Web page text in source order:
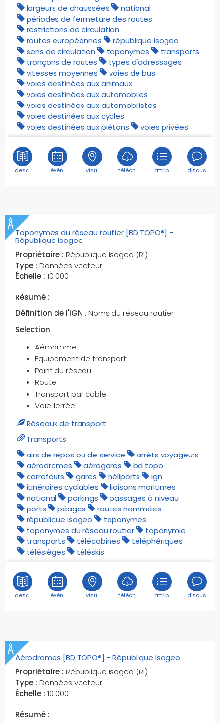
stations de tramway
statues
surfaces hydrographiques
terrils
toponymes
toponymes des lieux nommés
toponymes des services et activités
toponymes du réseau routier
toponymie
torchères
tours
tours de contrôle aérien
tout-terrains aménagés pour l'atterrissage
traffics et services des aéronefs
tramways
transformateurs
transports
transports aeriens
transports maritimes
transports terrestres
tronçons de routes
tunnels
types d'adressages
télécabines
téléphériques
télésièges
vallées
versants
viaducs
vitesses maximales
vitesses moyennes
voies communales
voies de bus
voies de service
voies destinées aux animaux
voies destinées aux automobiles
voies destinées aux automobilistes
voies destinées aux cycles
voies destinées aux piétons
voies ferrées en construction
voies ferrées touristiques
voies lgv
voies non-électrifiées
voies privées
voies vertes
voies éléctrifiées
volcans
largeurs de chaussées
national
périodes de fermeture des routes
restrictions de circulation
routes européennes
république isogeo
sens de circulation
toponymes
transports
tronçons de routes
types d'adressages
vitesses moyennes
voies de bus
voies destinées aux animaux
voies destinées aux automobiles
voies destinées aux automobilistes
voies destinées aux cycles
voies destinées aux piétons
voies privées
desc. évén. visu. téléch. attrib. discus.
Toponymes du réseau routier [BD TOPO®] -
République Isogeo
Propriétaire : République Isogeo (RI)
Type : Données vecteur
Échelle : 10 000
Résumé :
Définition de l'IGN : Noms du réseau routier
Selection :
Aérodrome
Equipement de transport
Point du réseau
Route
Transport par cable
Voie ferrée
Réseaux de transport
Transports
airs de repos ou de service
arrêts voyageurs
aérodromes
aérogares
bd topo
carrefours
gares héliports
ign
itinéraires cyclables
liaisons maritimes
national
parkings
passages à niveau
ports
péages
routes nommées
république isogeo
toponymes
toponymes du réseau routier
toponymie
transports
télécabines
téléphériques
télésièges
téléskis
desc. évén. visu. téléch. attrib. discus.
Aérodromes [BD TOPO®] - République Isogeo
Propriétaire : République Isogeo (RI)
Type : Données vecteur
Échelle : 10 000
Résumé :